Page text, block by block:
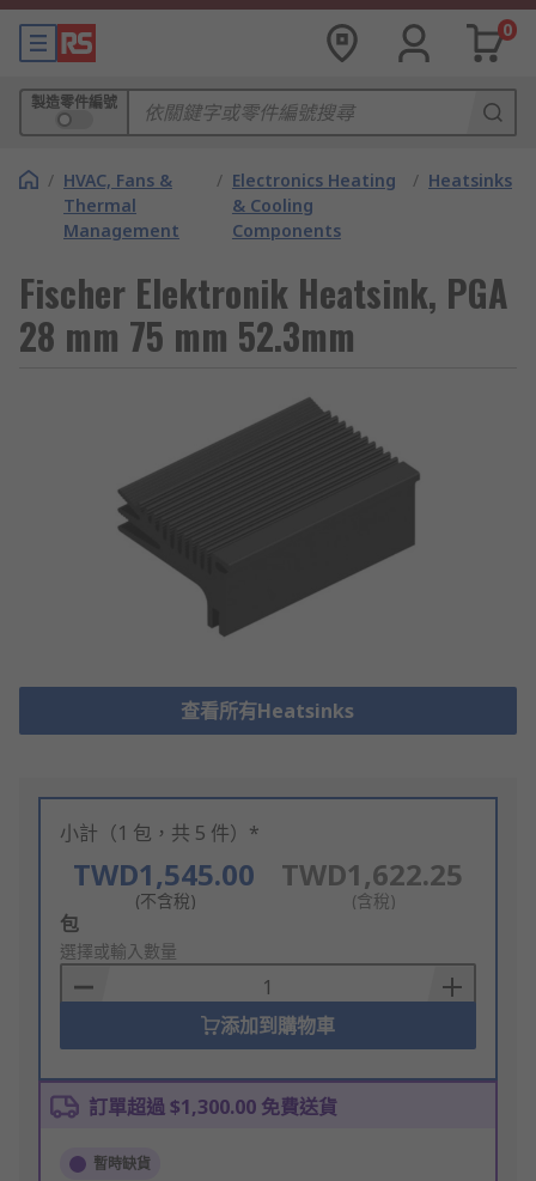
0
製造零件編號
/ HVAC, Fans &
Thermal
Management
/ Electronics Heating
& Cooling
Components
/ Heatsinks
Fischer Elektronik Heatsink, PGA
28 mm 75 mm 52.3mm
查看所有Heatsinks
小計（1 包，共 5 件）*
TWD1,545.00
(不含稅)
TWD1,622.25
(含稅)
Add
to
Basket
包
選擇或輸入數量
添加到購物車
訂單超過 $1,300.00 免費送貨
暫時缺貨